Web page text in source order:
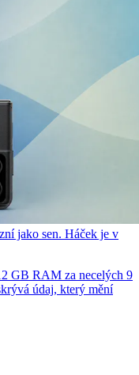
jako sen. Háček je v
GB RAM za necelých 9
údaj, který mění